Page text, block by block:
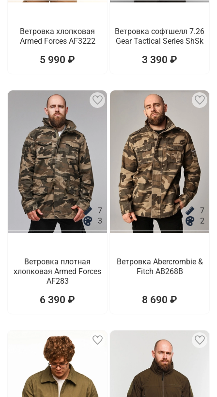
Ветровка хлопковая
Armed Forces AF3222
5 990 ₽
Ветровка софтшелл 7.26
Gear Tactical Series ShSk
3 390 ₽
7
3
Ветровка плотная
хлопковая Armed Forces
AF283
6 390 ₽
7
2
Ветровка Abercrombie &
Fitch AB268B
8 690 ₽